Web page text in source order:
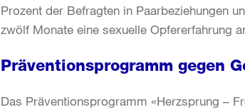
Prozent der Befragten in Paarbeziehungen
zwölf Monate eine sexuelle Opfererfahrung
Präventionsprogramm gegen
Das Präventionsprogramm «Herzsprung –